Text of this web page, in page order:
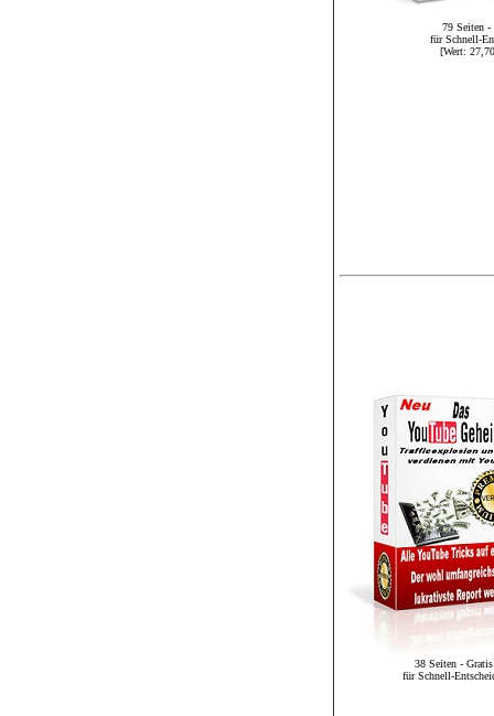
79 Seiten -
für Schnell-
[Wert: 2
38 Seiten - Gratis
für Schnell-